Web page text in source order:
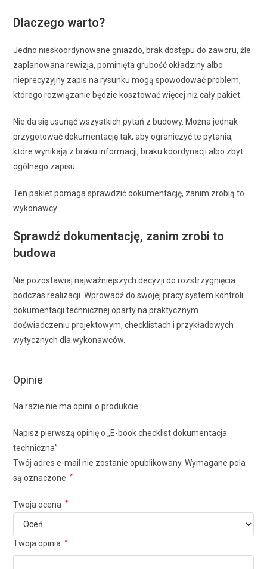
Dlaczego warto?
Jedno nieskoordynowane gniazdo, brak dostępu do zaworu, źle
zaplanowana rewizja, pominięta grubość okładziny albo
nieprecyzyjny zapis na rysunku mogą spowodować problem,
którego rozwiązanie będzie kosztować więcej niż cały pakiet.
Nie da się usunąć wszystkich pytań z budowy. Można jednak
przygotować dokumentację tak, aby ograniczyć te pytania,
które wynikają z braku informacji, braku koordynacji albo zbyt
ogólnego zapisu.
Ten pakiet pomaga sprawdzić dokumentację, zanim zrobią to
wykonawcy.
Sprawdź dokumentację, zanim zrobi to
budowa
Nie pozostawiaj najważniejszych decyzji do rozstrzygnięcia
podczas realizacji. Wprowadź do swojej pracy system kontroli
dokumentacji technicznej oparty na praktycznym
doświadczeniu projektowym, checklistach i przykładowych
wytycznych dla wykonawców.
Opinie
Na razie nie ma opinii o produkcie.
Napisz pierwszą opinię o „E-book checklist dokumentacja
techniczna”
Twój adres e-mail nie zostanie opublikowany. Wymagane pola
są oznaczone
*
Twoja ocena *
Twoja opinia *